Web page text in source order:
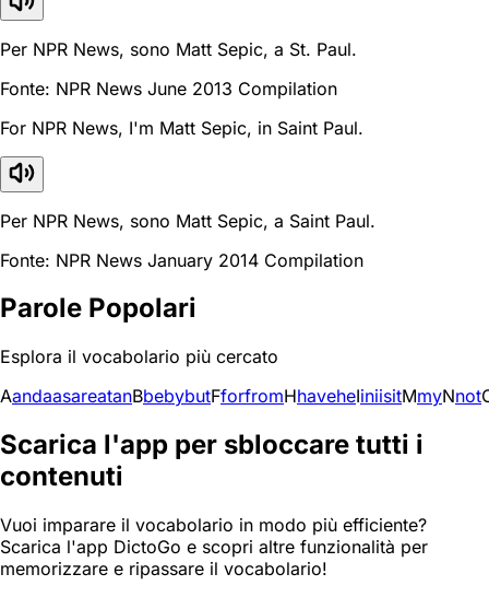
Per NPR News, sono Matt Sepic, a St. Paul.
Fonte: NPR News June 2013 Compilation
For NPR News, I'm Matt Sepic, in Saint Paul.
Per NPR News, sono Matt Sepic, a Saint Paul.
Fonte: NPR News January 2014 Compilation
Parole Popolari
Esplora il vocabolario più cercato
AandaasareatanBbebybutFforfromHhaveheIiniisitMmyNnot
Scarica l'app per sbloccare tutti i
contenuti
Vuoi imparare il vocabolario in modo più efficiente?
Scarica l'app DictoGo e scopri altre funzionalità per
memorizzare e ripassare il vocabolario!